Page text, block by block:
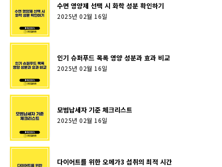
수면 영양제 선택 시 화학 성분 확인하기
2025년 02월 16일
인기 슈퍼푸드 목록 영양 성분과 효과 비교
2025년 02월 16일
모범납세자 기준 체크리스트
2025년 02월 16일
다이어트를 위한 오메가3 섭취의 최적 시간